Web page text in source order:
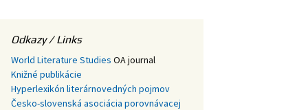
Odkazy / Links
World Literature Studies OA journal
Knižné publikácie
Hyperlexikón literárnovedných pojmov
Česko-slovenská asociácia porovnávacej